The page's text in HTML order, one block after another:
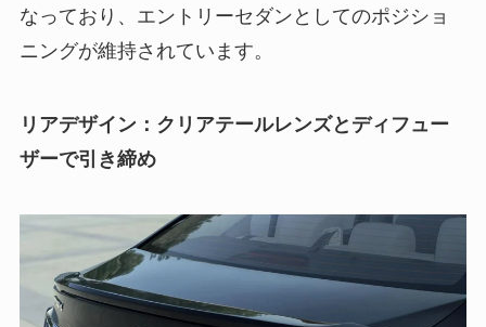
なっており、エントリーセダンとしてのポジショ
ニングが維持されています。
リアデザイン：クリアテールレンズとディフュー
ザーで引き締め